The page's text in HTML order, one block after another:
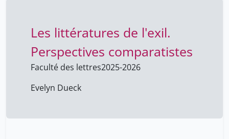
Les littératures de l'exil.
Perspectives comparatistes
Faculté des lettres2025-2026
Evelyn Dueck